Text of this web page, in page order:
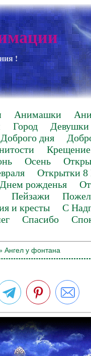
!
Анимашки
Город
Девушки
Доброго дня
Крещение
Осень
Открытки 8
рожденья
Пейзажи
и кресты
С
Спасибо
Ангел у фонтана